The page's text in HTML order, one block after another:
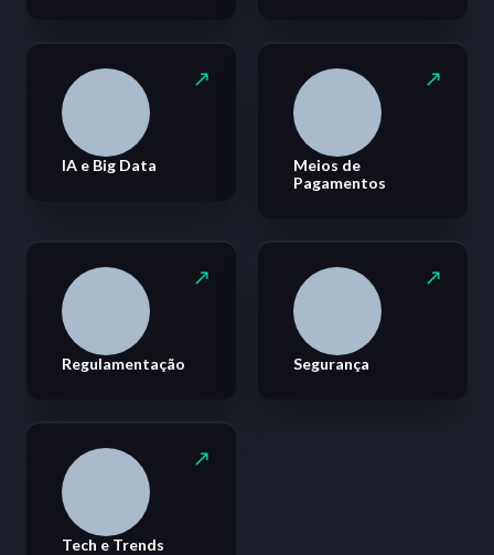
IA e Big Data
Meios de
Pagamentos
Regulamentação Segurança
Tech e Trends